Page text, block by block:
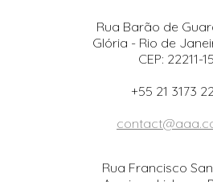
Rua Barão de
Glória - Rio de
CEP: 22211-
+55 21 3173
Rua Francisco